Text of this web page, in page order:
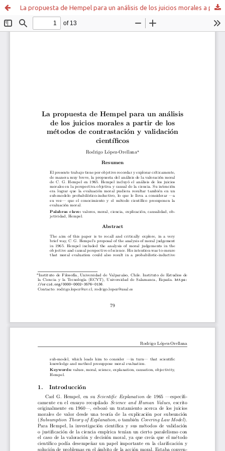
La propuesta de Hempel para un análisis de los juicios morales a partir de los métodos de contrastación y validación científicos